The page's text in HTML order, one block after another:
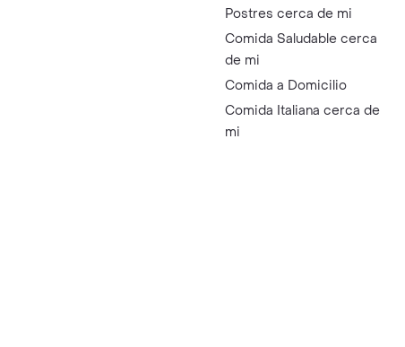
Postres cerca de mi
Comida Saludable cerca
de mi
Comida a Domicilio
Comida Italiana cerca de
mi